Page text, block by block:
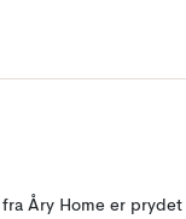
Åry Home er